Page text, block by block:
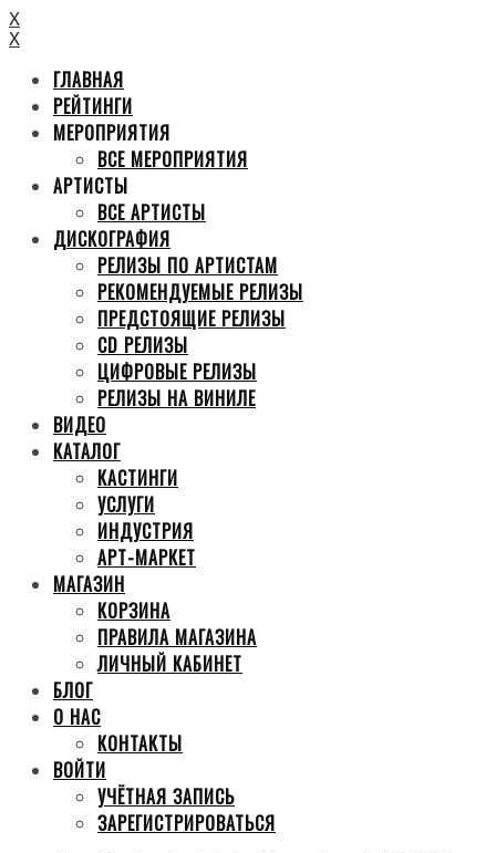
X
X
ГЛАВНАЯ
РЕЙТИНГИ
МЕРОПРИЯТИЯ
ВСЕ МЕРОПРИЯТИЯ
АРТИСТЫ
ВСЕ АРТИСТЫ
ДИСКОГРАФИЯ
РЕЛИЗЫ ПО АРТИСТАМ
РЕКОМЕНДУЕМЫЕ РЕЛИЗЫ
ПРЕДСТОЯЩИЕ РЕЛИЗЫ
CD РЕЛИЗЫ
ЦИФРОВЫЕ РЕЛИЗЫ
РЕЛИЗЫ НА ВИНИЛЕ
ВИДЕО
КАТАЛОГ
КАСТИНГИ
УСЛУГИ
ИНДУСТРИЯ
АРТ-МАРКЕТ
МАГАЗИН
КОРЗИНА
ПРАВИЛА МАГАЗИНА
ЛИЧНЫЙ КАБИНЕТ
БЛОГ
О НАС
КОНТАКТЫ
ВОЙТИ
УЧЁТНАЯ ЗАПИСЬ
ЗАРЕГИСТРИРОВАТЬСЯ